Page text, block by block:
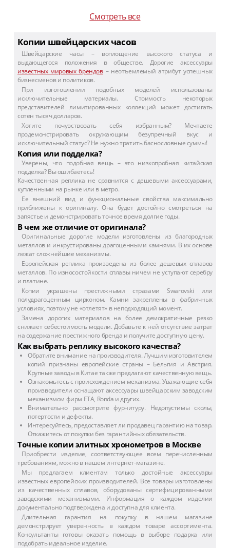
Смотреть все
Копии швейцарских часов
Швейцарские часы – воплощение высокого статуса и
выдающегося положения в обществе. Дорогие аксессуары
известных мировых брендов– неотъемлемый атрибут успешных
бизнесменов и политиков.
При изготовлении подобных моделей использованы
исключительные материалы. Стоимость некоторых
представителей лимитированных коллекций может достигать
сотен тысяч долларов.
Хотите почувствовать себя избранным? Мечтаете
продемонстрировать окружающим безупречный вкус и
исключительный статус? Не нужно тратить баснословные суммы!
Копия или подделка?
Уверены, что подобная вещь – это низкопробная китайская
подделка? Вы ошибаетесь!
Качественная реплика не сравнится с дешевыми аксессуарами,
купленными на рынке или в метро.
Ее внешний вид и функциональные свойства максимально
приближены к оригиналу. Она будет достойно смотреться на
запястье и демонстрировать точное время долгие годы.
В чем же отличие от оригинала?
Оригинальные дорогие модели изготовлены из благородных
металлов и инкрустированы драгоценными камнями. В их основе
лежат сложнейшие механизмы.
Европейская реплика произведена из более дешевых сплавов
металлов. По износостойкости сплавы ничем не уступают серебру
и платине.
Копии украшены престижными стразами Swarovski или
полудрагоценным цирконом. Камни закреплены в фабричных
условиях, поэтому не «отлетят» в неподходящий момент.
Замена дорогих материалов на более демократичные резко
снижает себестоимость модели. Добавьте к ней отсутствие затрат
на содержание престижного бренда и получите доступную цену.
Как выбрать реплику высокого качества?
Обратите внимание на производителя. Лучшим изготовителем
копий признаны европейские страны – Бельгия и Австрия.
Крупные заводы в Китае также предлагают качественную вещь.
Ознакомьтесь с происхождением механизма. Уважающие себя
производители оснащают аксессуары швейцарским заводским
механизмом фирм ETA, Ronda и других.
Внимательно рассмотрите фурнитуру. Недопустимы сколы,
потертости и дефекты.
Интересуйтесь, предоставляет ли продавец гарантию на товар.
Откажитесь от покупки без гарантийных обязательств.
Точные копии элитных хронометров в Москве
Приобрести изделие, соответствующее всем перечисленным
требованиям, можно в нашем интернет-магазине.
Мы предлагаем клиентам только достойные аксессуары
известных европейских производителей. Все товары изготовлены
из качественных сплавов, оборудованы сертифицированными
заводскими механизмами. Информация о каждом изделии
документально подтверждена и доступна для клиента.
Длительная гарантия на покупку в нашем магазине
демонстрирует уверенность в каждом товаре ассортимента.
Консультанты готовы оказать помощь в выборе подарка или
подобрать идеальное изделие.